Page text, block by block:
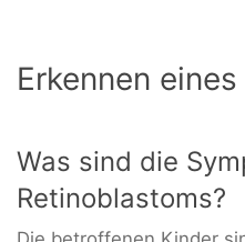
Erkennen
Was sind die
Retinoblastoms?